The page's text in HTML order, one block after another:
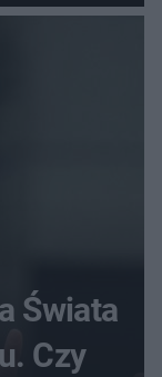
Świata
Czy